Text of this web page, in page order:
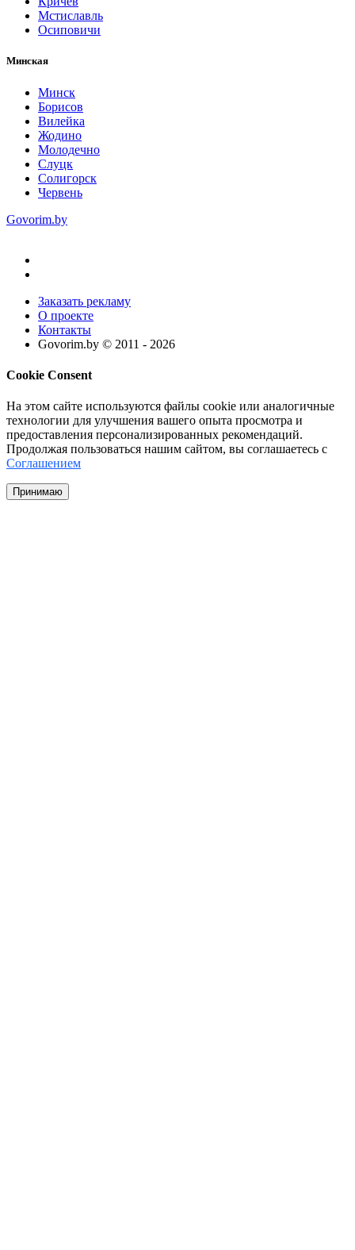
Мстиславль
Осиповичи
Минская
Минск
Борисов
Вилейка
Жодино
Молодечно
Слуцк
Солигорск
Червень
Govorim.by
Заказать рекламу
О проекте
Контакты
Govorim.by © 2011 - 2026
Cookie Consent
На этом сайте используются файлы cookie или аналогичные
технологии для улучшения вашего опыта просмотра и
предоставления персонализированных рекомендаций.
Продолжая пользоваться нашим сайтом, вы соглашаетесь с
Соглашением
Принимаю